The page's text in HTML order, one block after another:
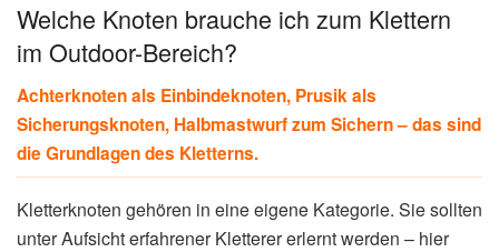
Welche Knoten brauche ich zum Klettern
im Outdoor-Bereich?
Achterknoten als Einbindeknoten, Prusik als
Sicherungsknoten, Halbmastwurf zum Sichern – das sind
die Grundlagen des Kletterns.
Kletterknoten gehören in eine eigene Kategorie. Sie sollten
unter Aufsicht erfahrener Kletterer erlernt werden – hier